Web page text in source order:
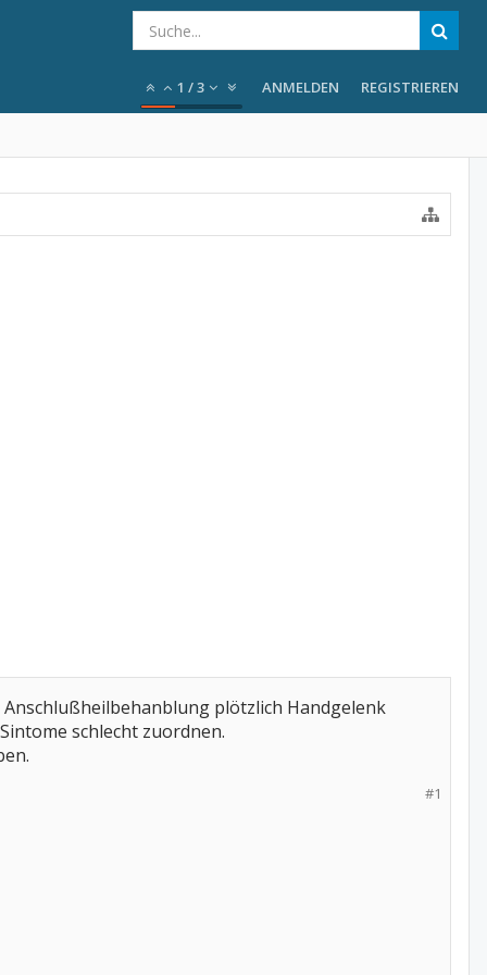
1 /3 ANMELDEN REGISTRIEREN
plötzlich Handgelenk
schlecht zuordnen.
#1